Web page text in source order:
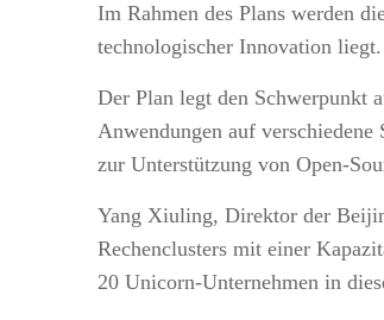
Im Rahmen des Plans werden
technologischer Innovation liegt.
Der Plan legt den Schwerpunkt
Anwendungen auf
zur Unterstützung von Open-
Yang Xiuling, Direktor der
Rechenclusters mit einer
20 Unicorn-Unternehmen in